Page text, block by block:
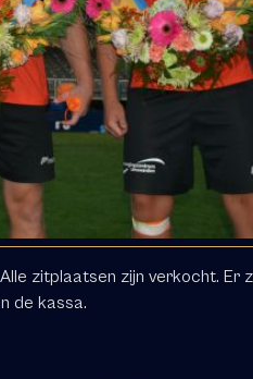
zitplaatsen zijn verkocht. Er
de kassa.